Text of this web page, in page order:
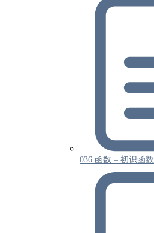
036 函数 – 初识函数